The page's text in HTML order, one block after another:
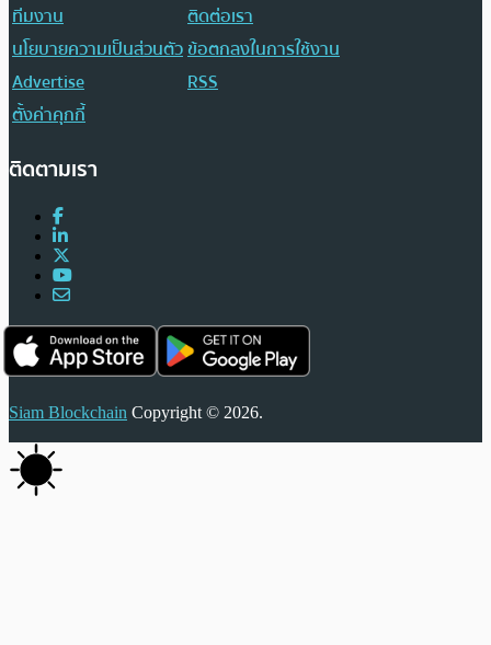
ทีมงาน
ติดต่อเรา
นโยบายความเป็นส่วนตัวข้อตกลงในการใช้งาน
Advertise
RSS
ตั้งค่าคุกกี้
ติดตามเรา
Siam Blockchain Copyright © 2026.